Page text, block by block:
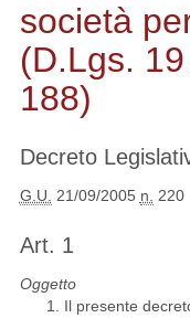
società
(D.Lgs.
188)
Decreto
G.U. 21/09/2005 n. 220
Art. 1
Oggetto
Il presente